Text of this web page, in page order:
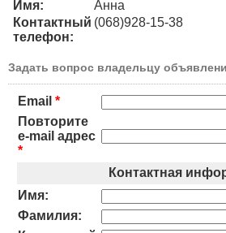
Имя:
Анна
Контактный
телефон:
(068)928-15-38
Задать вопрос владельцу
Email *
Повторите
e-mail адрес
*
Контактная
Имя:
Фамилия: